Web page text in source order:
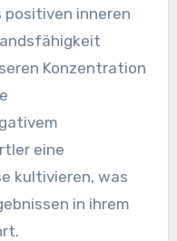
inneren
Konzentration
eine
kultivieren, was
in ihrem